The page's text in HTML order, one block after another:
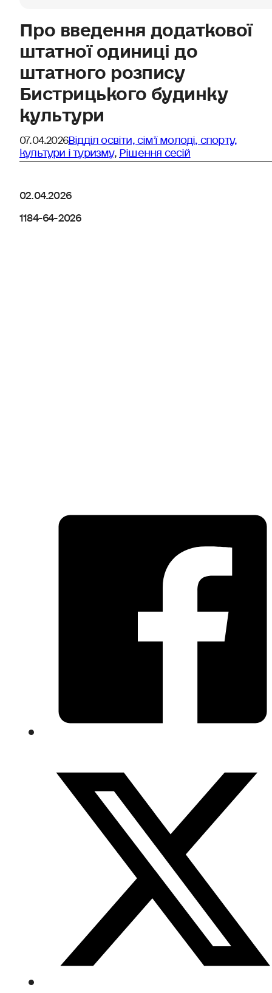
Про введення додаткової
штатної одиниці до
штатного розпису
Бистрицького будинку
культури
07.04.2026Відділ освіти, сімʼї молоді, спорту,
культури і туризму,Рішення сесій
02.04.2026
1184-64-2026